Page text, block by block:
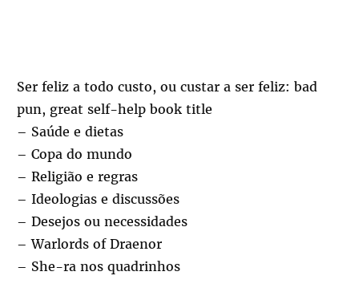
Ser feliz a todo custo, ou custar a ser feliz: bad
pun, great self-help book title
– Saúde e dietas
– Copa do mundo
– Religião e regras
– Ideologias e discussões
– Desejos ou necessidades
– Warlords of Draenor
– She-ra nos quadrinhos